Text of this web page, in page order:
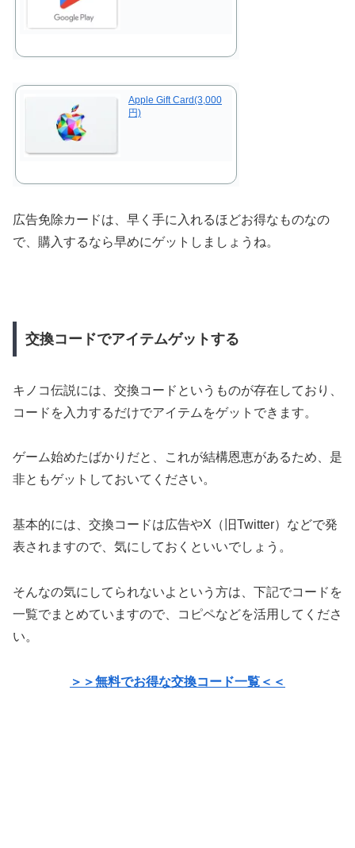
Apple Gift Card(3,000
円)
広告免除カードは、早く手に入れるほどお得なものなの
で、購入するなら早めにゲットしましょうね。
交換コードでアイテムゲットする
キノコ伝説には、交換コードというものが存在しており、
コードを入力するだけでアイテムをゲットできます。
ゲーム始めたばかりだと、これが結構恩恵があるため、是
非ともゲットしておいてください。
基本的には、交換コードは広告やX（旧Twitter）などで発
表されますので、気にしておくといいでしょう。
そんなの気にしてられないよという方は、下記でコードを
一覧でまとめていますので、コピペなどを活用してくださ
い。
＞＞無料でお得な交換コード一覧＜＜